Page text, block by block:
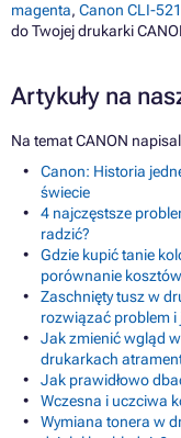
magenta, Canon CLI-
do Twojej drukarki
Artykuły na
Na temat CANON
Canon: Historia
świecie
4 najczęstsze
radzić?
Gdzie kupić tanie
porównanie kosztów
Zaschnięty tusz w
rozwiązać problem
Jak zmienić wgląd
drukarkach
Jak prawidłowo
Wczesna i uczciwa
Wymiana tonera w